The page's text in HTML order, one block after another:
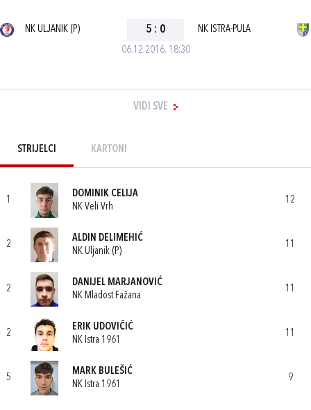
06.12.2016. 18:30
NK ULJANIK (P) 5 : 0 NK ISTRA-PULA
VIDI SVE
STRIJELCI KARTONI
1
DOMINIK CELIJA
NK Veli Vrh
12
2
ALDIN DELIMEHIĆ
NK Uljanik (P)
11
2
DANIJEL MARJANOVIĆ
NK Mladost Fažana
11
2
ERIK UDOVIČIĆ
NK Istra 1961
11
5
MARK BULEŠIĆ
NK Istra 1961
9